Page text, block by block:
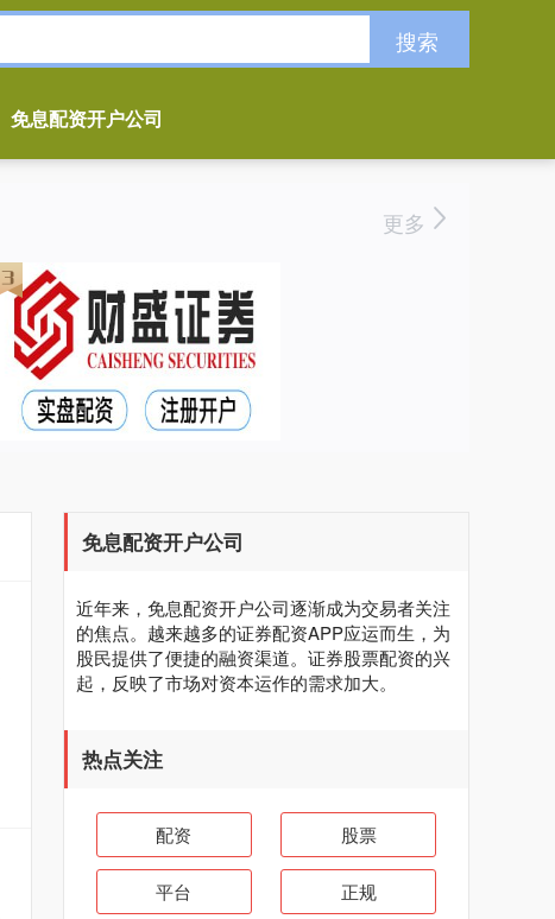
搜索
免息配资开户公司
更多
免息配资开户公司
近年来，免息配资开户公司逐渐成为交易者关注
的焦点。越来越多的证券配资APP应运而生，为
股民提供了便捷的融资渠道。证券股票配资的兴
起，反映了市场对资本运作的需求加大。
热点关注
配资 股票
平台 正规